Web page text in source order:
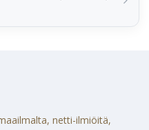
netti-ilmiöitä,